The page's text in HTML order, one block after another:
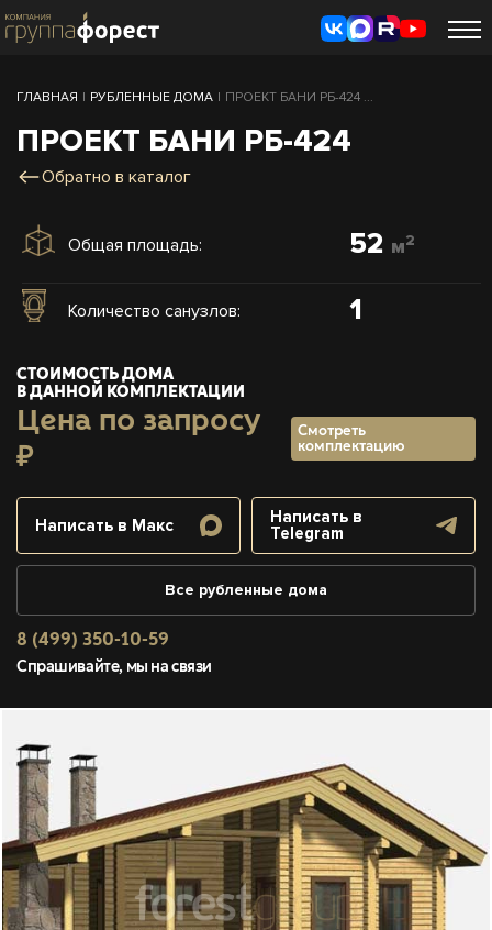
ГЛАВНАЯ | РУБЛЕННЫЕ ДОМА | ПРОЕКТ БАНИ РБ-424 ...
ПРОЕКТ БАНИ РБ-424
Обратно в каталог
Общая площадь: 52 м2
Количество санузлов: 1
СТОИМОСТЬ ДОМА
В ДАННОЙ КОМПЛЕКТАЦИИ
Цена по запросу
₽
Смотреть
комплектацию
Написать в Макс
Написать в
Telegram
Все рубленные дома
8 (499) 350-10-59
Спрашивайте, мы на связи